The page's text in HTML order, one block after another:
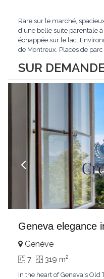
SUR
Rare sur le marché,
d'une belle suite parentale
échappée sur le lac.
de Montreux. Places de
auf dem Markt,
einer schönen...
Geneva elegance
Genève
7 319 m2
In the heart of Geneva's